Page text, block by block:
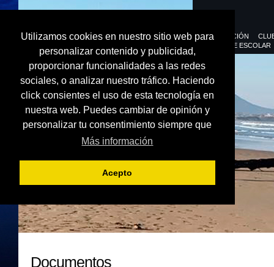
Utilizamos cookies en nuestro sitio web para
personalizar contenido y publicidad,
proporcionar funcionalidades a las redes
sociales, o analizar nuestro tráfico. Haciendo
click consientes el uso de esta tecnología en
nuestra web. Puedes cambiar de opinión y
personalizar tu consentimiento siempre que
Más información
Acepto
FEDERACIÓN
DEPORTE ESCOLAR
Documentos